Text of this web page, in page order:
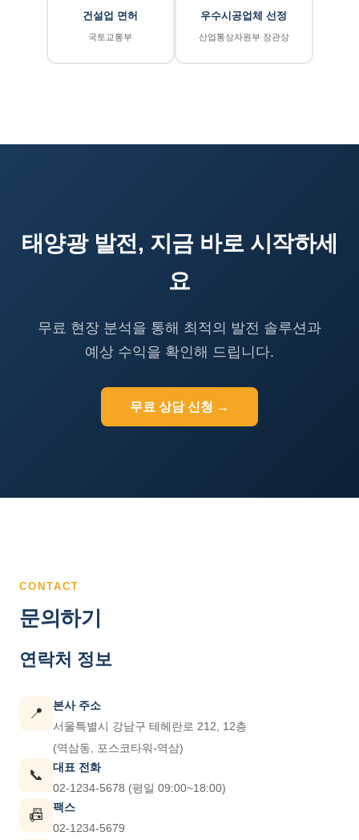
건설업 면허
국토교통부
우수시공업체 선정
산업통상자원부 장관상
태양광 발전, 지금 바로 시작하세
요
무료 현장 분석을 통해 최적의 발전 솔루션과
예상 수익을 확인해 드립니다.
무료 상담 신청 →
CONTACT
문의하기
연락처 정보
📍
본사 주소
서울특별시 강남구 테헤란로 212, 12층
(역삼동, 포스코타워-역삼)
📞
대표 전화
02-1234-5678 (평일 09:00~18:00)
📠
팩스
02-1234-5679